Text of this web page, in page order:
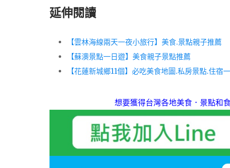
延伸閱讀
【雲林海線兩天一夜小旅行】美食.景點親子推薦
【蘇澳景點一日遊】美食親子景點推薦
【花蓮新城鄉11個】必吃美食地圖.私房景點.住宿
想要獲得台灣各地美食．景點和